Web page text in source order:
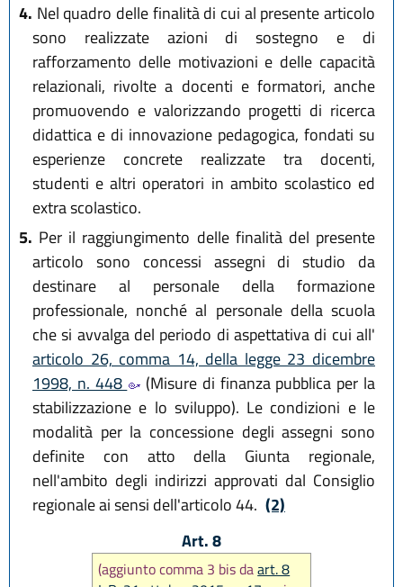
4. Nel quadro delle finalità di cui al presente articolo
sono realizzate azioni di sostegno e di
rafforzamento delle motivazioni e delle capacità
relazionali, rivolte a docenti e formatori, anche
promuovendo e valorizzando progetti di ricerca
didattica e di innovazione pedagogica, fondati su
esperienze concrete realizzate tra docenti,
studenti e altri operatori in ambito scolastico ed
extra scolastico.
5. Per il raggiungimento delle finalità del presente
articolo sono concessi assegni di studio da
destinare al personale della formazione
professionale, nonché al personale della scuola
che si avvalga del periodo di aspettativa di cui all'
articolo 26, comma 14, della legge 23 dicembre
1998, n. 448
(Misure di finanza pubblica per la
stabilizzazione e lo sviluppo). Le condizioni e le
modalità per la concessione degli assegni sono
definite con atto della Giunta regionale,
nell'ambito degli indirizzi approvati dal Consiglio
regionale ai sensi dell'articolo 44. (2)
Art. 8
(aggiunto comma 3 bis daart. 8